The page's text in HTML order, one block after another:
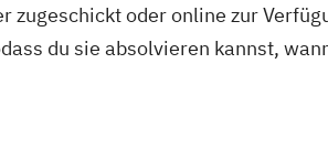
oder online zur
du sie absolvieren kannst,